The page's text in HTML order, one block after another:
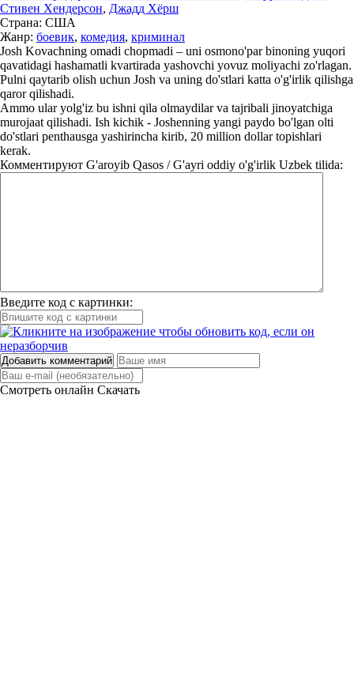
Стивен Хендерсон, Джадд Хёрш
Страна: США
Жанр: боевик, комедия, криминал
Josh Kovachning omadi chopmadi – uni osmono'par binoning yuqori
qavatidagi hashamatli kvartirada yashovchi yovuz moliyachi zo'rlagan.
Pulni qaytarib olish uchun Josh va uning do'stlari katta o'g'irlik qilishga
qaror qilishadi.
Ammo ular yolg'iz bu ishni qila olmaydilar va tajribali jinoyatchiga
murojaat qilishadi. Ish kichik - Joshenning yangi paydo bo'lgan olti
do'stlari penthausga yashirincha kirib, 20 million dollar topishlari
kerak.
Комментируют G'aroyib Qasos / G'ayri oddiy o'g'irlik Uzbek tilida:
Введите код с картинки:
Добавить комментарий
Смотреть онлайн Скачать